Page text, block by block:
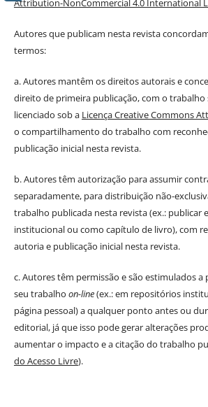
Attribution-NonCommercial 4.0 International
Autores que publicam nesta revista
termos:
a. Autores mantêm os direitos autorais e
direito de primeira publicação, com o
licenciado sob a Licença Creative Commons
o compartilhamento do trabalho com
publicação inicial nesta revista.
b. Autores têm autorização para assumir
separadamente, para distribuição não-
trabalho publicada nesta revista (ex.: publicar
institucional ou como capítulo de livro), com
autoria e publicação inicial nesta revista.
c. Autores têm permissão e são estimulados
seu trabalho on-line(ex.: em repositórios
página pessoal) a qualquer ponto antes ou
editorial, já que isso pode gerar alterações
aumentar o impacto e a citação do trabalho
do Acesso Livre).